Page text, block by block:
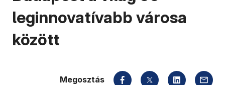
leginnovatívabb városa
között
Megosztás